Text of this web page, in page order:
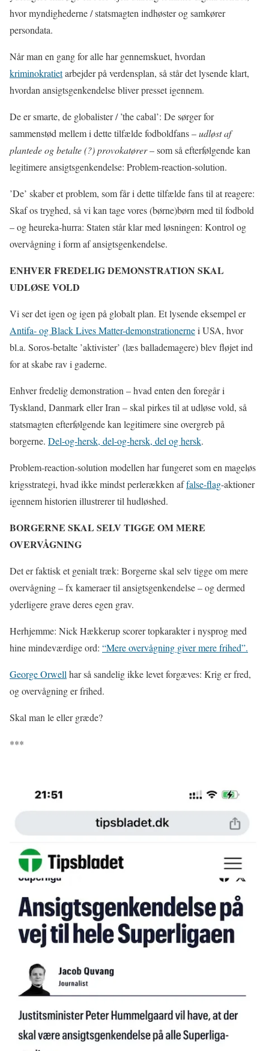
hvor myndighederne / statsmagten indhøster og samkører
persondata.
Når man en gang for alle har gennemskuet, hvordan
kriminokratietarbejder på verdensplan, så står det lysende klart,
hvordan ansigtsgenkendelse bliver presset igennem.
De er smarte, de globalister / ’the cabal’: De sørger for
sammenstød mellem i dette tilfælde fodboldfans –udløst af
plantede og betalte (?) provokatører– som så efterfølgende kan
legitimere ansigtsgenkendelse: Problem-reaction-solution.
’De’ skaber et problem, som får i dette tilfælde fans til at reagere:
Skaf os tryghed, så vi kan tage vores (børne)børn med til fodbold
– og heureka-hurra: Staten står klar med løsningen: Kontrol og
overvågning i form af ansigtsgenkendelse.
ENHVER FREDELIG DEMONSTRATION SKAL
UDLØSE VOLD
Vi ser det igen og igen på globalt plan. Et lysende eksempel er
Antifa- og Black Lives Matter-demonstrationernei USA, hvor
bl.a. Soros-betalte ’aktivister’ (læs ballademagere) blev fløjet ind
for at skabe rav i gaderne.
Enhver fredelig demonstration – hvad enten den foregår i
Tyskland, Danmark eller Iran – skal pirkes til at udløse vold, så
statsmagten efterfølgende kan legitimere sine overgreb på
borgerne. Del-og-hersk, del-og-hersk, del og hersk.
Problem-reaction-solution modellen har fungeret som en mageløs
krigsstrategi, hvad ikke mindst perlerækken affalse-flag-aktioner
igennem historien illustrerer til hudløshed.
BORGERNE SKAL SELV TIGGE OM MERE
OVERVÅGNING
Det er faktisk et genialt træk: Borgerne skal selv tigge om mere
overvågning – fx kameraer til ansigtsgenkendelse – og dermed
yderligere grave deres egen grav.
Herhjemme: Nick Hækkerup scorer topkarakter i nysprog med
hine mindeværdige ord: “Mere overvågning giver mere frihed”.
George Orwell har så sandelig ikke levet forgæves: Krig er fred,
og overvågning er frihed.
Skal man le eller græde?
***